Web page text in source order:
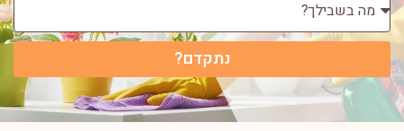
נתקדם?